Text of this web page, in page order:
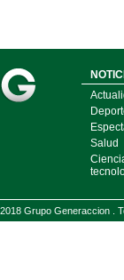
Salud
2018 Grupo Generaccion .